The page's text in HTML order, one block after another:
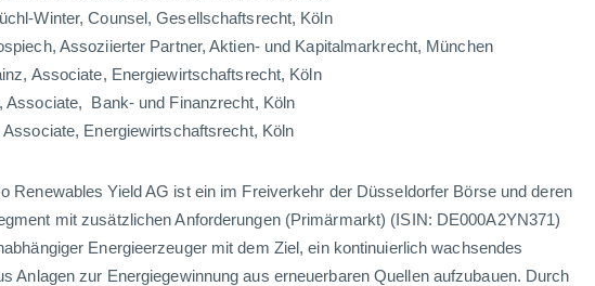
Winter, Counsel, Gesellschaftsrecht, Köln
Assoziierter Partner, Aktien- und Kapitalmarkrecht, München
Associate, Energiewirtschaftsrecht, Köln
Associate, Bank- und Finanzrecht, Köln
Associate, Energiewirtschaftsrecht, Köln
Renewables Yield AG ist ein im Freiverkehr der Düsseldorfer Börse und deren
mit zusätzlichen Anforderungen (Primärmarkt) (ISIN: DE000A2YN371)
Energieerzeuger mit dem Ziel, ein kontinuierlich wachsendes
Anlagen zur Energiegewinnung aus erneuerbaren Quellen aufzubauen. Durch